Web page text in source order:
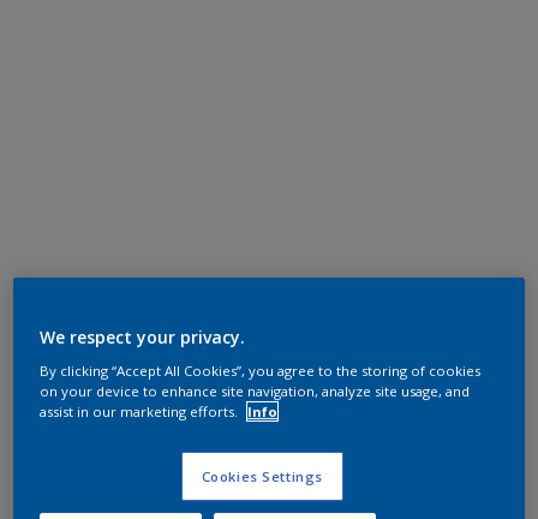
We respect your privacy.
By clicking “Accept All Cookies”, you agree to the storing of cookies
on your device to enhance site navigation, analyze site usage, and
assist in our marketing efforts.
Info
Cookies Settings